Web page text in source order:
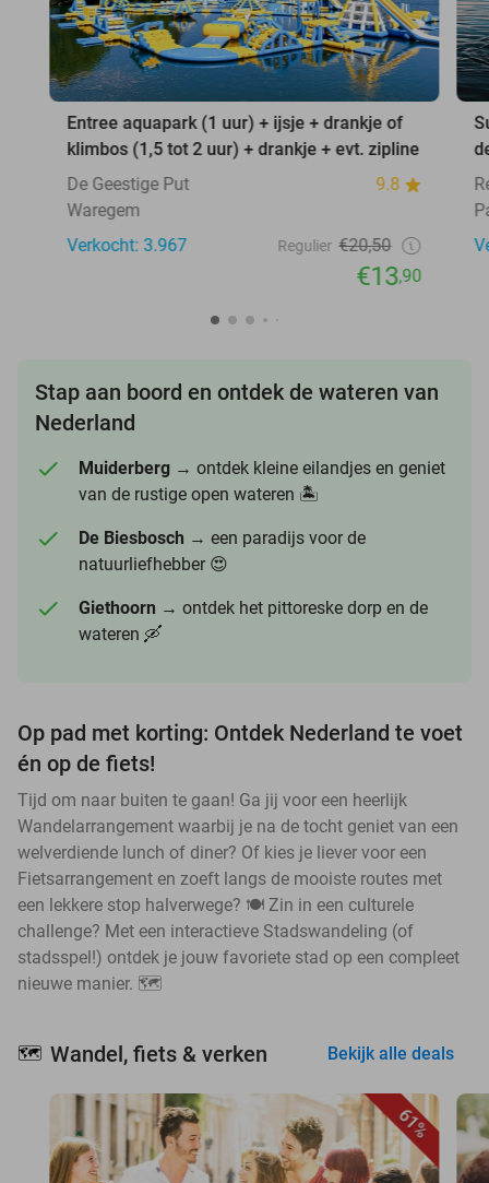
Entree aquapark (1 uur) + ijsje + drankje of
klimbos (1,5 tot 2 uur) + drankje + evt. zipline
De Geestige Put
9.8
Waregem
Verkocht: 3.967
Regulier €20,50
€13,90
Stap aan boord en ontdek de wateren van
Nederland
Muiderberg → ontdek kleine eilandjes en geniet
van de rustige open wateren 🏝️
De Biesbosch → een paradijs voor de
natuurliefhebber 😍
Giethoorn → ontdek het pittoreske dorp en de
wateren 🛶
Op pad met korting: Ontdek Nederland te voet
én op de fiets!
Tijd om naar buiten te gaan! Ga jij voor een heerlijk
Wandelarrangement waarbij je na de tocht geniet van een
welverdiende lunch of diner? Of kies je liever voor een
Fietsarrangement en zoeft langs de mooiste routes met
een lekkere stop halverwege? 🍽️ Zin in een culturele
challenge? Met een interactieve Stadswandeling (of
stadsspel!) ontdek je jouw favoriete stad op een compleet
nieuwe manier. 🗺️
🗺️ Wandel, fiets & verken Bekijk alle deals
61%